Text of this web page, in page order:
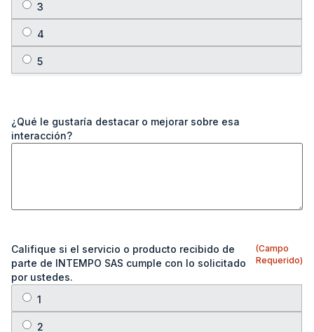
¿Qué le gustaría destacar o mejorar sobre esa
interacción?
Califique si el servicio o producto recibido de
parte de INTEMPO SAS cumple con lo solicitado
por ustedes.
(Campo
Requerido)